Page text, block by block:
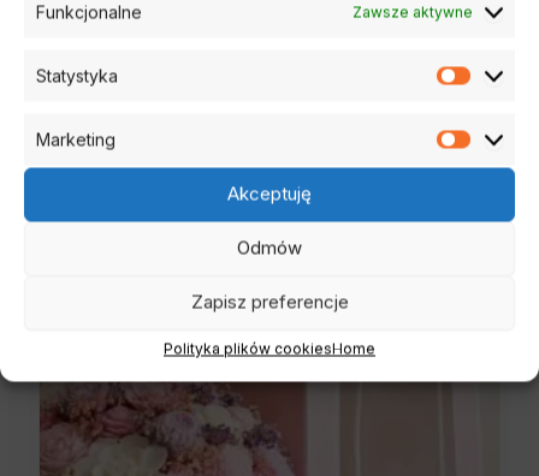
Funkcjonalne Zawsze aktywne
Statystyka
Marketing
Akceptuję
Odmów
Zapisz preferencje
Polityka plików cookiesHome
Sowa na zakończenie roku szkolnego – dodatek